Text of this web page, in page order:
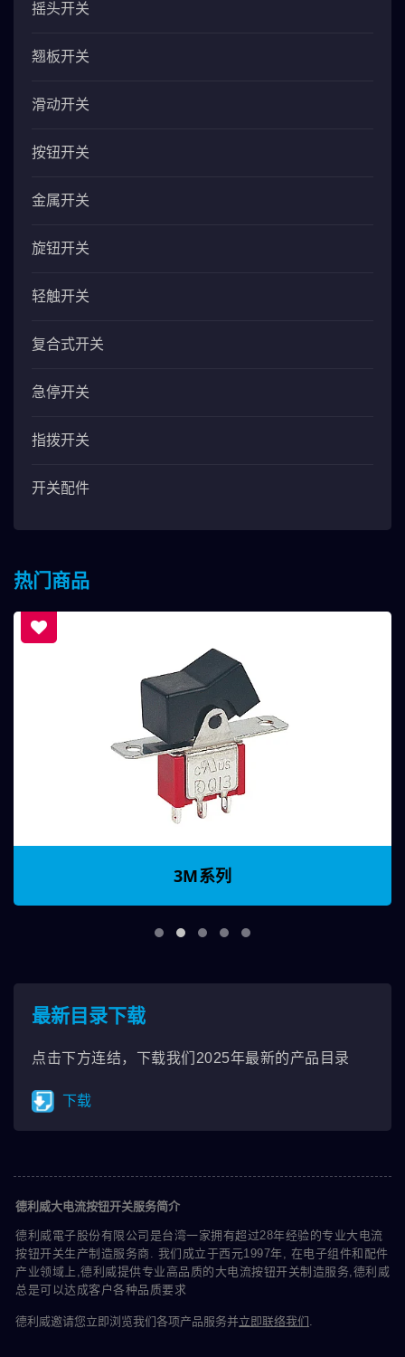
摇头开关
翘板开关
滑动开关
按钮开关
金属开关
旋钮开关
轻触开关
复合式开关
急停开关
指拨开关
开关配件
热门商品
3M系列
最新目录下载
点击下方连结，下载我们2025年最新的产品目录
下载
德利威大电流按钮开关服务简介
德利威電子股份有限公司是台湾一家拥有超过28年经验的专业大电流
按钮开关生产制造服务商. 我们成立于西元1997年, 在电子组件和配件
产业领域上,德利威提供专业高品质的大电流按钮开关制造服务,德利威
总是可以达成客户各种品质要求
德利威邀请您立即浏览我们各项产品服务并立即联络我们 .